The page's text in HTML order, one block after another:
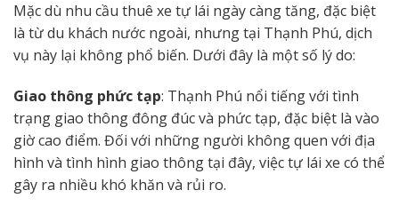
Mặc dù nhu cầu thuê xe tự lái ngày càng tăng, đặc biệt
là từ du khách nước ngoài, nhưng tại Thạnh Phú, dịch
vụ này lại không phổ biến. Dưới đây là một số lý do:
Giao thông phức tạp: Thạnh Phú nổi tiếng với tình
trạng giao thông đông đúc và phức tạp, đặc biệt là vào
giờ cao điểm. Đối với những người không quen với địa
hình và tình hình giao thông tại đây, việc tự lái xe có thể
gây ra nhiều khó khăn và rủi ro.